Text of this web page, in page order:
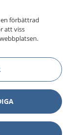
Visa
Visa
Visa
förbättrad
att viss